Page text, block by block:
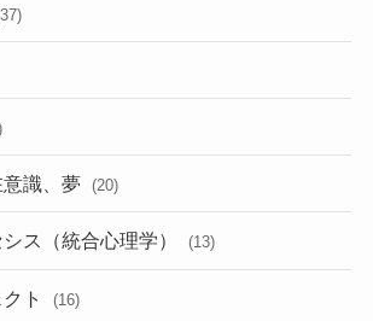
識、夢 (20)
ス（統合心理学） (13)
ト (16)